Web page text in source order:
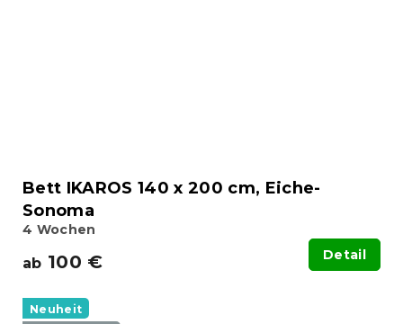
Bett IKAROS 140 x 200 cm, Eiche-
Sonoma
4 Wochen
ab 100 € Detail
Neuheit